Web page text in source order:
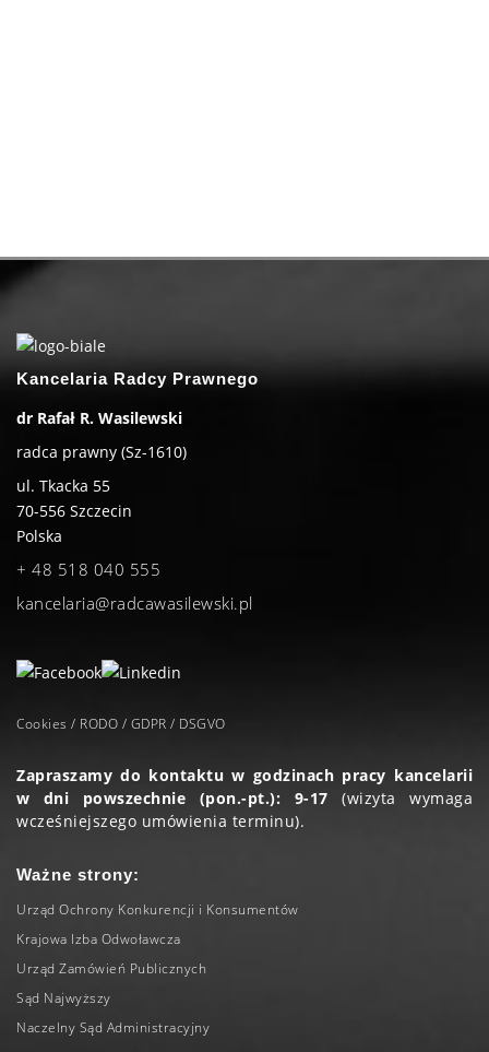
Kancelaria Radcy Prawnego
dr Rafał R. Wasilewski
radca prawny (Sz-1610)
ul. Tkacka 55
70-556 Szczecin
Polska
+ 48 518 040 555
kancelaria@radcawasilewski.pl
Cookies / RODO / GDPR / DSGVO
Zapraszamy do kontaktu w godzinach pracy kancelarii
w dni powszechnie (pon.-pt.): 9-17 (wizyta wymaga
wcześniejszego umówienia terminu).
Ważne strony:
Urząd Ochrony Konkurencji i Konsumentów
Krajowa Izba Odwoławcza
Urząd Zamówień Publicznych
Sąd Najwyższy
Naczelny Sąd Administracyjny